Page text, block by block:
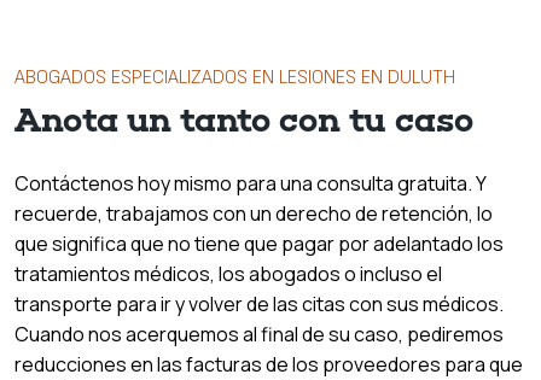
ABOGADOS ESPECIALIZADOS EN LESIONES EN DULUTH
Anota un tanto con tu caso
Contáctenos hoy mismo para una consulta gratuita. Y
recuerde, trabajamos con un derecho de retención, lo
que significa que no tiene que pagar por adelantado los
tratamientos médicos, los abogados o incluso el
transporte para ir y volver de las citas con sus médicos.
Cuando nos acerquemos al final de su caso, pediremos
reducciones en las facturas de los proveedores para que